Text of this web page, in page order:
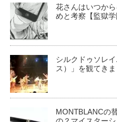
花さんはいつか
めと考察【監獄学
シルクドゥソレ
ス）」を観てき
MONTBLANCの